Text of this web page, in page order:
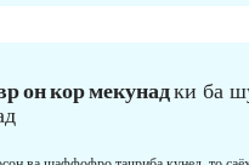
он кор мекунадки ба